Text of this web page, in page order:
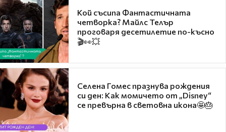
Кой съсипа Фантастичната
четворка? Майлс Телър
проговаря десетилетие по-късно
🎬👀💥
Селена Гомес празнува рождения
си ден: Как момичето от „Disney“
се превърна в световна икона🤩🎂